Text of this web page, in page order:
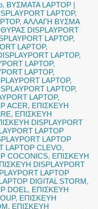
, ΒΥΣΜΑΤΑ LAPTOP |
LAPTOP,
,ΑΛΛΑΓΗ ΒΥΣΜΑ
DISPLAYPORT
LAPTOP,
LAPTOP,
LAPTOP,
LAPTOP,
LAPTOP,
LAPTOP,
LAPTOP,
LAPTOP,
ACER, ΕΠΙΣΚΕΥΗ
, ΕΠΙΣΚΕΥΗ
DISPLAYPORT
LAPTOP
LAPTOP
LAPTOP CLEVO,
COCONICS, ΕΠΙΣΚΕΥΗ
DISPLAYPORT
LAPTOP
DIGITAL STORM,
DOEL, ΕΠΙΣΚΕΥΗ
, ΕΠΙΣΚΕΥΗ
, ΕΠΙΣΚΕΥΗ